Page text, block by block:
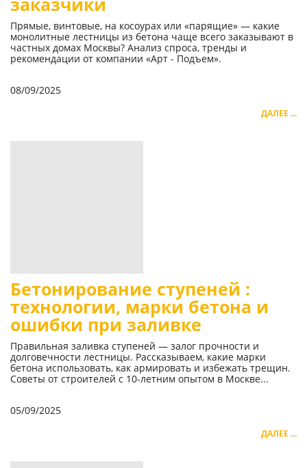
Прямые, винтовые, на косоурах или «парящие» — какие
монолитные лестницы из бетона чаще всего заказывают в
частных домах Москвы? Анализ спроса, тренды и
рекомендации от компании «Арт - Подъем».
08/09/2025
ДАЛЕЕ ...
Бетонирование ступеней :
технологии, марки бетона и
ошибки при заливке
Правильная заливка ступеней — залог прочности и
долговечности лестницы. Рассказываем, какие марки
бетона использовать, как армировать и избежать трещин.
Советы от строителей с 10-летним опытом в Москве...
05/09/2025
ДАЛЕЕ ...